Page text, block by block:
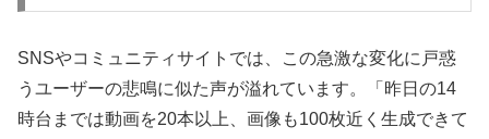
SNSやコミュニティサイトでは、この急激な変化に戸惑
うユーザーの悲鳴に似た声が溢れています。「昨日の14
時台までは動画を20本以上、画像も100枚近く生成できて